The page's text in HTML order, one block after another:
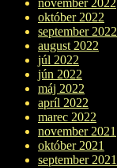
november 2022
október 2022
september 2022
august 2022
júl 2022
jún 2022
máj 2022
apríl 2022
marec 2022
november 2021
október 2021
september 2021